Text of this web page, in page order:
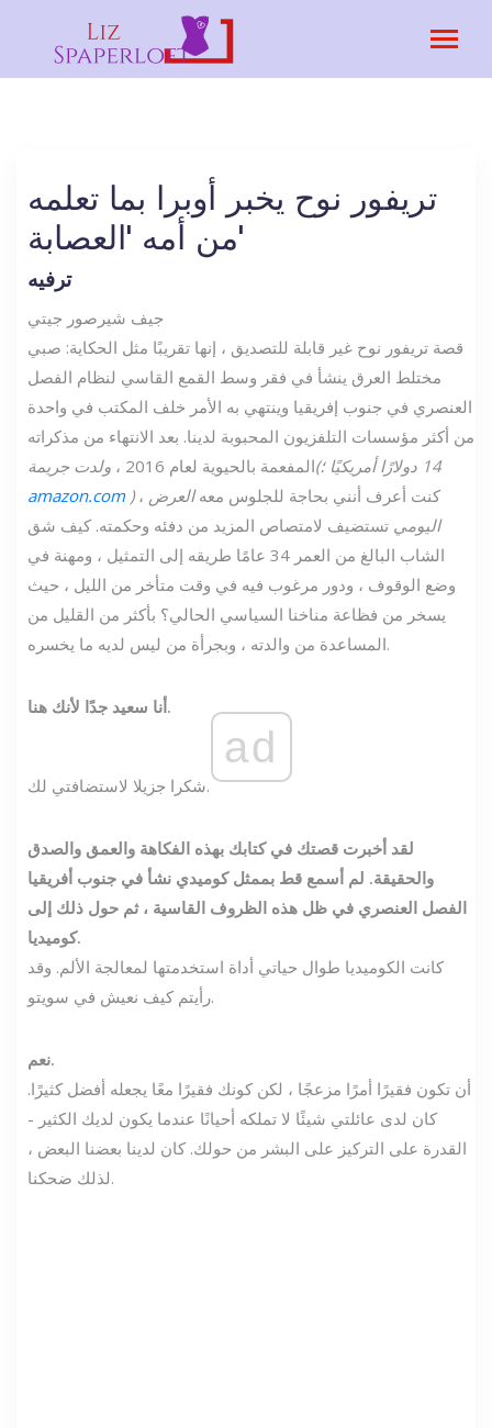
تريفور نوح يخبر أوبرا بما تعلمه
من أمه 'العصابة'
ترفيه
جيف شير صور جيتي
قصة تريفور نوح غير قابلة للتصديق ، إنها تقريبًا مثل الحكاية: صبي
مختلط العرق ينشأ في فقر وسط القمع القاسي لنظام الفصل
العنصري في جنوب إفريقيا وينتهي به الأمر خلف المكتب في واحدة
من أكثر مؤسسات التلفزيون المحبوبة لدينا. بعد الانتهاء من مذكراته
المفعمة بالحيوية لعام 2016 ،
ولدت جريمة
(14 دولارًا أمريكيًا ؛
amazon.com) ، كنت أعرف أنني بحاجة للجلوس معهالعرض
اليومي تستضيف لامتصاص المزيد من دفئه وحكمته. كيف شق
الشاب البالغ من العمر 34 عامًا طريقه إلى التمثيل ، ومهنة في
وضع الوقوف ، ودور مرغوب فيه في وقت متأخر من الليل ، حيث
يسخر من فظاعة مناخنا السياسي الحالي؟ بأكثر من القليل من
المساعدة من والدته ، وبجرأة من ليس لديه ما يخسره.
أنا سعيد جدًا لأنك هنا.
ad
شكرا جزيلا لاستضافتي لك.
لقد أخبرت قصتك في كتابك بهذه الفكاهة والعمق والصدق
والحقيقة. لم أسمع قط بممثل كوميدي نشأ في جنوب أفريقيا
الفصل العنصري في ظل هذه الظروف القاسية ، ثم حول ذلك إلى
كوميديا.
كانت الكوميديا ​​طوال حياتي أداة استخدمتها لمعالجة الألم. وقد
رأيتم كيف نعيش في سويتو.
نعم.
أن تكون فقيرًا أمرًا مزعجًا ، لكن كونك فقيرًا معًا يجعله أفضل كثيرًا.
كان لدى عائلتي شيئًا لا تملكه أحيانًا عندما يكون لديك الكثير -
القدرة على التركيز على البشر من حولك. كان لدينا بعضنا البعض ،
لذلك ضحكنا.